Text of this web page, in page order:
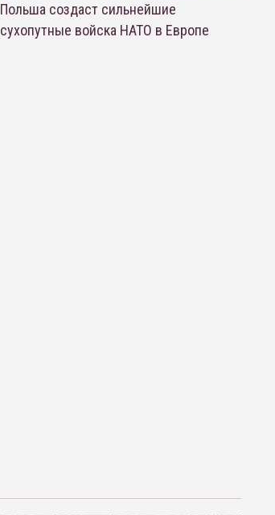
Польша создаст сильнейшие
сухопутные войска НАТО в Европе